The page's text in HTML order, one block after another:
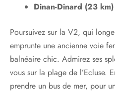
Dinan-Dinard (23
Poursuivez sur la V2, qui
emprunte une ancienne voie
balnéaire chic. Admirez ses
vous sur la plage de l’Ecluse.
prendre un bus de mer, pour